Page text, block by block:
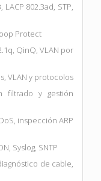
802.3ad, STP,
Protect
QinQ, VLAN por
VLAN y protocolos
filtrado y gestión
inspección ARP
Syslog, SNTP
de cable,